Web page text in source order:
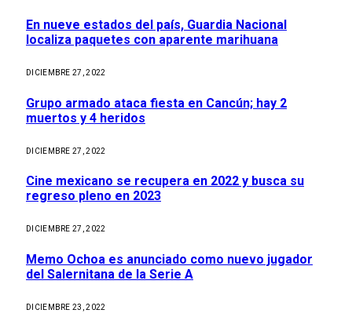
En nueve estados del país, Guardia Nacional
localiza paquetes con aparente marihuana
DICIEMBRE 27, 2022
Grupo armado ataca fiesta en Cancún; hay 2
muertos y 4 heridos
DICIEMBRE 27, 2022
Cine mexicano se recupera en 2022 y busca su
regreso pleno en 2023
DICIEMBRE 27, 2022
Memo Ochoa es anunciado como nuevo jugador
del Salernitana de la Serie A
DICIEMBRE 23, 2022